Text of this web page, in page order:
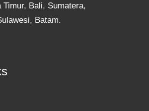
Timur, Bali, Sumatera,
Batam.